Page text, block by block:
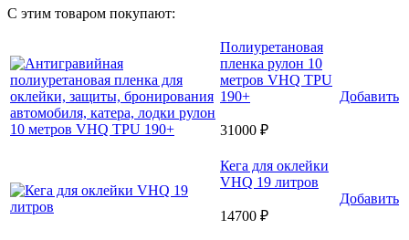
С этим товаром покупают:
Полиуретановая
пленка рулон 10
метров VHQ TPU
190+
31000 ₽
Добавить
Кега для оклейки
VHQ 19 литров
14700 ₽
Добавить